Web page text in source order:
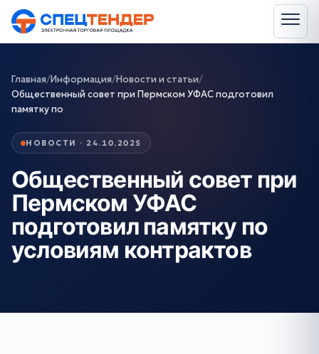
Главная/Информация/Новости и статьи/
Общественный совет при Пермском УФАС подготовил
памятку по
НОВОСТИ · 24.10.2025
Общественный совет при
Пермском УФАС
подготовил памятку по
условиям контрактов